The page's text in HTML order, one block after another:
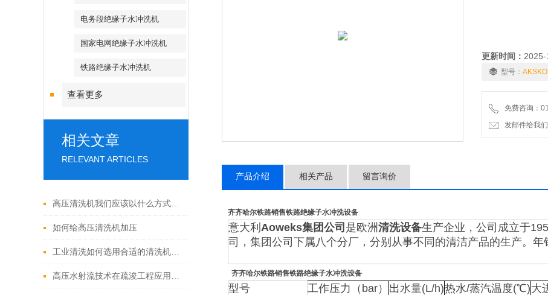
电务段绝缘子水冲洗机
国家电网绝缘子水冲洗机
铁路绝缘子水冲洗机
查看更多
相关文章
RELEVANT ARTICLES
高压清洗机我们应该以什么方式实现加压
如何给高压清洗机加压
工业清洗如何选用合适的清洗机工艺
高压水射流技术在疏浚工程应用中的五大特点
更新时间：
型号：
免费咨询：
发邮件给我们
产品介绍 相关产品 留言询价
齐齐哈尔铁路销售铁路绝缘子水冲洗设备
意大利 Aoweks集团公司 是欧洲清洗设备生产企业，公司成立于
司，集团公司下属八个分厂，分别从事不同的清洁产品的生产。年
齐齐哈尔铁路销售铁路绝缘子水冲洗设备
型号 工作压力（bar） 出水量(L/h)热水/蒸汽温度(℃)大